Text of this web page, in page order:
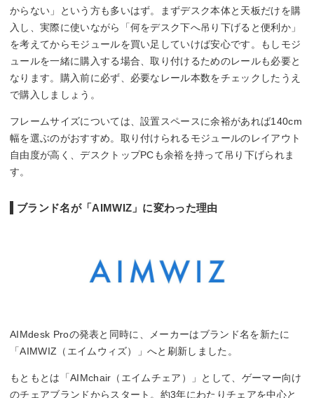
からない」という方も多いはず。まずデスク本体と天板だけを購
入し、実際に使いながら「何をデスク下へ吊り下げると便利か」
を考えてからモジュールを買い足していけば安心です。もしモジ
ュールを一緒に購入する場合、取り付けるためのレールも必要と
なります。購入前に必ず、必要なレール本数をチェックしたうえ
で購入しましょう。
フレームサイズについては、設置スペースに余裕があれば140cm
幅を選ぶのがおすすめ。取り付けられるモジュールのレイアウト
自由度が高く、デスクトップPCも余裕を持って吊り下げられま
す。
ブランド名が「AIMWIZ」に変わった理由
AIMdesk Proの発表と同時に、メーカーはブランド名を新たに
「AIMWIZ（エイムウィズ）」へと刷新しました。
もともとは「AIMchair（エイムチェア）」として、ゲーマー向け
のチェアブランドからスタート。約3年にわたりチェアを中心と